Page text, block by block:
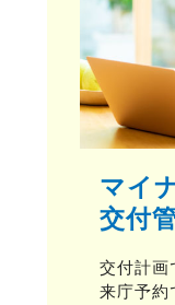
マイ
交付
交付計画
来庁予約